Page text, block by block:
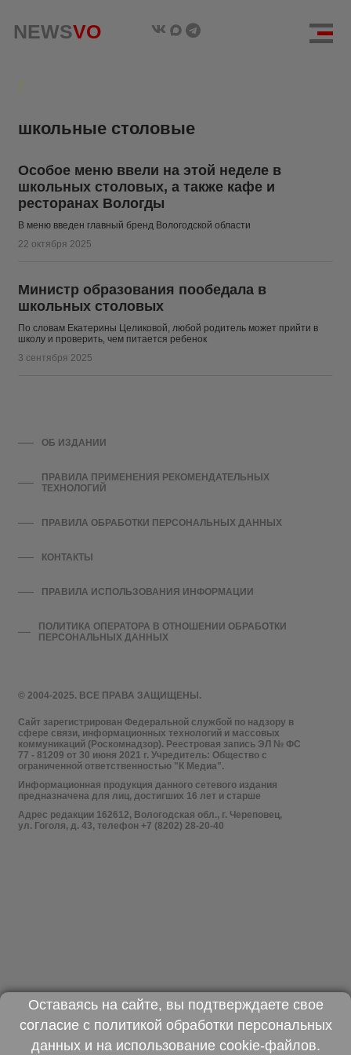
NEWSVO
NEWSVO
школьные столовые
Особое меню ввели на этой неделе в
школьных столовых, а также кафе и
ресторанах Вологды
В меню введен главный бренд Вологодской области
22 октября 2025
Министр образования пообедала в
школьных столовых
По словам Екатерины Целиковой, любой родитель может прийти в
школу и проверить, чем питается ребенок
3 сентября 2025
© 2004-2025. ВСЕ ПРАВА ЗАЩИЩЕНЫ.
Сайт зарегистрирован Федеральной службой по надзору в
сфере связи, информационных технологий и массовых
коммуникаций (Роскомнадзор). Реестровая запись ЭЛ № ФС
77 - 81209 от 30 июня 2021 г. Учредитель: Общество с
ограниченной ответственностью "К Медиа".
Информационная продукция данного сетевого издания
предназначена для лиц, достигших 16 лет и старше
Адрес редакции 162612, Вологодская обл., г. Череповец,
ул. Гоголя, д. 43, телефон +7 (8202) 28-20-40
ОБ ИЗДАНИИ
ПРАВИЛА ПРИМЕНЕНИЯ РЕКОМЕНДАТЕЛЬНЫХ
ТЕХНОЛОГИЙ
ПРАВИЛА ОБРАБОТКИ ПЕРСОНАЛЬНЫХ ДАННЫХ
КОНТАКТЫ
ПРАВИЛА ИСПОЛЬЗОВАНИЯ ИНФОРМАЦИИ
ПОЛИТИКА ОПЕРАТОРА В ОТНОШЕНИИ ОБРАБОТКИ
ПЕРСОНАЛЬНЫХ ДАННЫХ
Оставаясь на сайте, вы подтверждаете свое
согласие с политикой обработки персональных
данныхи на использование cookie-файлов.